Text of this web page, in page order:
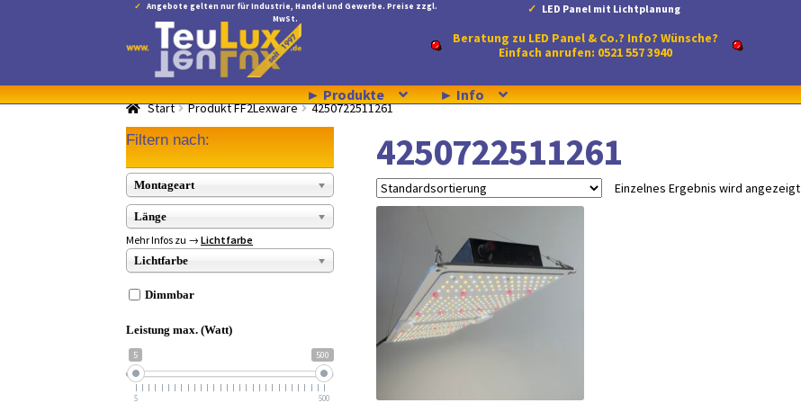
Angebote gelten nur für Industrie, Handel und Gewerbe. Preise zzgl.
MwSt.
LED Panel mit Lichtplanung
Navigation
springen
Inhalt
springen
Beratung zu LED Panel & Co.? Info? Wünsche?
Einfach anrufen: 0521 557 3940
► Produkte ► Info
Start Produkt FF2Lexware 4250722511261
4250722511261
Einzelnes Ergebnis wird angezeigt
Filtern nach:
Montageart
Länge
Mehr Infos zu →Lichtfarbe
Lichtfarbe
Dimmbar
Leistung max. (Watt)
5 500
5 500